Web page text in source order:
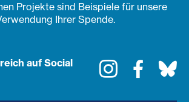
Projekte sind Beispiele für unsere
Ihrer Spende.
auf Social
Instagram